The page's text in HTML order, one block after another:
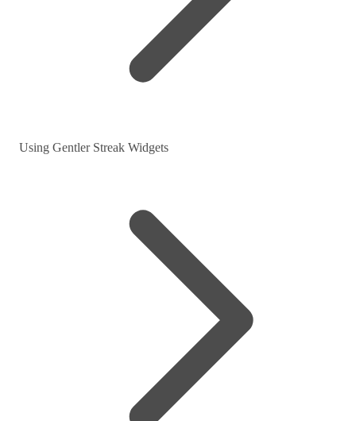
Using Gentler Streak Widgets